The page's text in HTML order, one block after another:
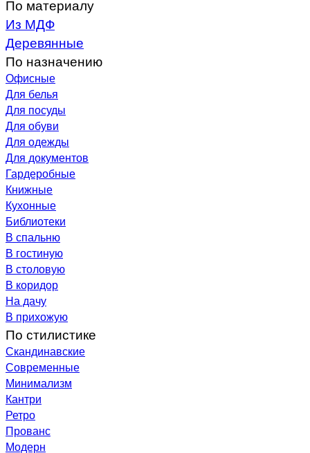
По материалу
Из МДФ
Деревянные
По назначению
Офисные
Для белья
Для посуды
Для обуви
Для одежды
Для документов
Гардеробные
Книжные
Кухонные
Библиотеки
В спальню
В гостиную
В столовую
В коридор
На дачу
В прихожую
По стилистике
Скандинавские
Современные
Минимализм
Кантри
Ретро
Прованс
Модерн